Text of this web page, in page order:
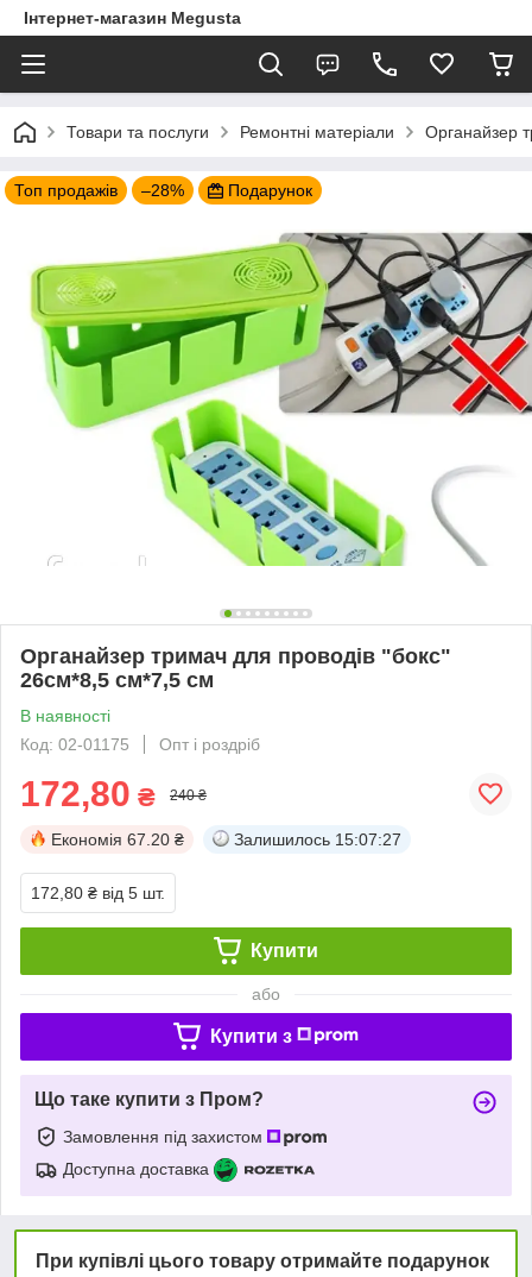
Інтернет-магазин Megusta
Товари та послуги Ремонтні матеріали Органайзер
Топ продажів –28% Подарунок
Органайзер тримач для проводів "бокс"
26см*8,5 см*7,5 см
В наявності
Код: 02-01175
Опт і роздріб
172,80 ₴ 240 ₴
Економія 67.20 ₴ Залишилось 15:07:26
172,80 ₴ від 5 шт.
Купити
або
Купити з
Що таке купити з Пром?
Замовлення під захистом
Доступна доставка
При купівлі цього товару отримайте подарунок